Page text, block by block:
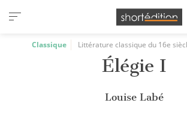
Panneau de gestion des cookies
Classique Littérature classique du 16e
Élégie I
Louise Labé